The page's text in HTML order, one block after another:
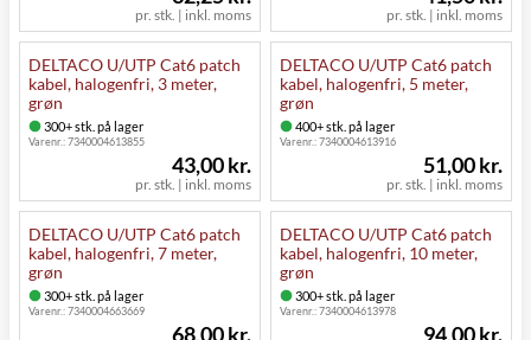
pr. stk. | inkl. moms pr. stk. | inkl. moms
DELTACO U/UTP Cat6 patch
kabel, halogenfri, 3 meter,
grøn
300+ stk. på lager
Varenr.:7340004613855
pr. stk. | inkl. moms
43,00 kr.
DELTACO U/UTP Cat6 patch
kabel, halogenfri, 5 meter,
grøn
400+ stk. på lager
Varenr.:7340004613916
pr. stk. | inkl. moms
51,00 kr.
DELTACO U/UTP Cat6 patch
kabel, halogenfri, 7 meter,
grøn
300+ stk. på lager
Varenr.:7340004663669
68,00 kr.
DELTACO U/UTP Cat6 patch
kabel, halogenfri, 10 meter,
grøn
300+ stk. på lager
Varenr.:7340004613978
94,00 kr.